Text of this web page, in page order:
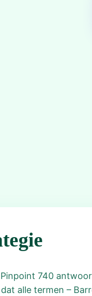
740
alle termen –